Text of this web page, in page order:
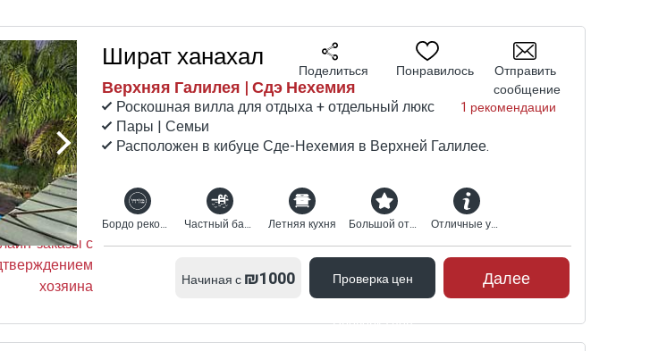
Шират ханахал
Верхняя Галилея | Сдэ Нехемия
1 рекомендации
Роскошная вилла для отдыха + отдельный люкс
Пары | Семьи
Расположен в кибуце Сде-Нехемия в Верхней Галилее.
Поделиться Понравилось
Отправить
сообщение
Бордо рекомендует Частный бассейн Летняя кухня Большой открытый комплекс Отличные условия для семей
заказы с
хозяина
Начиная с₪1000 Проверка цен
Проверка цен
Далее